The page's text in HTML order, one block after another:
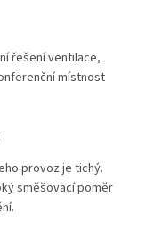
řešení ventilace,
místnost
provoz je tichý.
směšovací poměr